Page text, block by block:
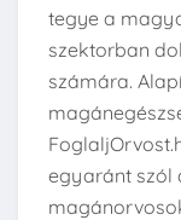
tegye a
szektorban
számára.
egyaránt szól